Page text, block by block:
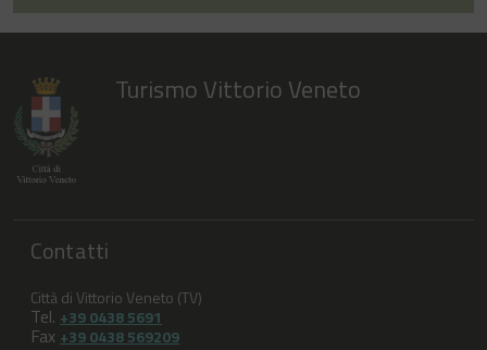
Turismo Vittorio Veneto
Contatti
Città di Vittorio Veneto (TV)
Tel. +39 0438 5691
Fax +39 0438 569209